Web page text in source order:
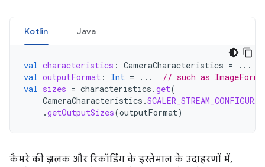
Kotlin Java
val characteristics : CameraCharacteristics =
...
val outputFormat : Int = ...
// such as
val sizes = characteristics .get(
CameraCharacteristics .
.getOutputSizes(outputFormat)
कैमरे की झलक और रिकॉर्डिंग के इस्तेमाल के उदाहरणों में,